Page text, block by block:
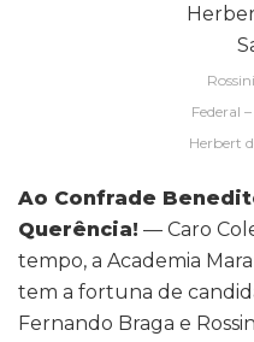
Federal
Herbert
Ao Confrade
Querência! — Caro
tempo, a Academia
tem a fortuna de
Fernando Braga e